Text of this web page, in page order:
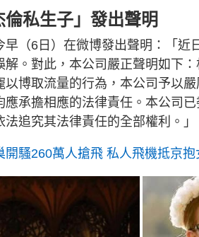
私生子」發出聲明
早（6日）在微博發出聲明：「近
。對此，本公司嚴正聲明如下
博取流量的行為，本公司予以
承擔相應的法律責任。本公司
追究其法律責任的全部權利。」
開騷260萬人搶飛 私人飛機抵京